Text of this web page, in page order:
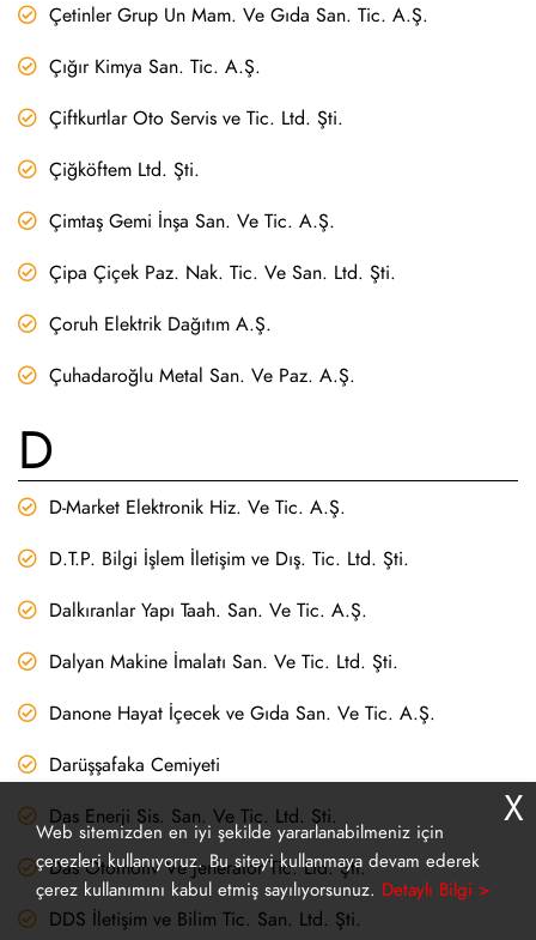
Çetinler Grup Un Mam. Ve Gıda San. Tic. A.Ş.
Çığır Kimya San. Tic. A.Ş.
Çiftkurtlar Oto Servis ve Tic. Ltd. Şti.
Çiğköftem Ltd. Şti.
Çimtaş Gemi İnşa San. Ve Tic. A.Ş.
Çipa Çiçek Paz. Nak. Tic. Ve San. Ltd. Şti.
Çoruh Elektrik Dağıtım A.Ş.
Çuhadaroğlu Metal San. Ve Paz. A.Ş.
D
D-Market Elektronik Hiz. Ve Tic. A.Ş.
D.T.P. Bilgi İşlem İletişim ve Dış. Tic. Ltd. Şti.
Dalkıranlar Yapı Taah. San. Ve Tic. A.Ş.
Dalyan Makine İmalatı San. Ve Tic. Ltd. Şti.
Danone Hayat İçecek ve Gıda San. Ve Tic. A.Ş.
Darüşşafaka Cemiyeti
Das Enerji Sis. San. Ve Tic. Ltd. Şti.
Das Otomotiv Ve Jeneratör Tic. Ltd. Şti.
DDS İletişim ve Bilim Tic. San. Ltd. Şti.
Web sitemizden en iyi şekilde yararlanabilmeniz için
çerezleri kullanıyoruz. Bu siteyi kullanmaya devam ederek
çerez kullanımını kabul etmiş sayılıyorsunuz. Detaylı Bilgi >
X